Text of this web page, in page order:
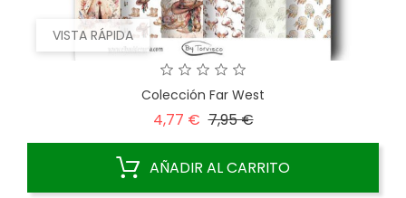
VISTA RÁPIDA
Colección Far West
4,77 € Precio
7,95 €Precio
AÑADIR AL CARRITO